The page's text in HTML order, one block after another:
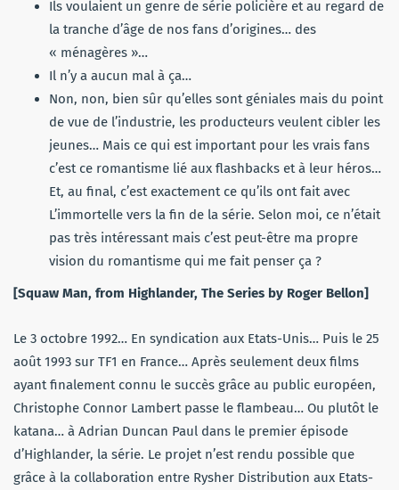
Ils voulaient un genre de série policière et au regard de
la tranche d’âge de nos fans d’origines… des
« ménagères »…
Il n’y a aucun mal à ça…
Non, non, bien sûr qu’elles sont géniales mais du point
de vue de l’industrie, les producteurs veulent cibler les
jeunes… Mais ce qui est important pour les vrais fans
c’est ce romantisme lié aux flashbacks et à leur héros…
Et, au final, c’est exactement ce qu’ils ont fait avec
L’immortelle vers la fin de la série. Selon moi, ce n’était
pas très intéressant mais c’est peut-être ma propre
vision du romantisme qui me fait penser ça ?
[Squaw Man, from Highlander, The Series by Roger Bellon]
Le 3 octobre 1992… En syndication aux Etats-Unis… Puis le 25
août 1993 sur TF1 en France… Après seulement deux films
ayant finalement connu le succès grâce au public européen,
Christophe Connor Lambert passe le flambeau… Ou plutôt le
katana… à Adrian Duncan Paul dans le premier épisode
d’Highlander, la série. Le projet n’est rendu possible que
grâce à la collaboration entre Rysher Distribution aux Etats-